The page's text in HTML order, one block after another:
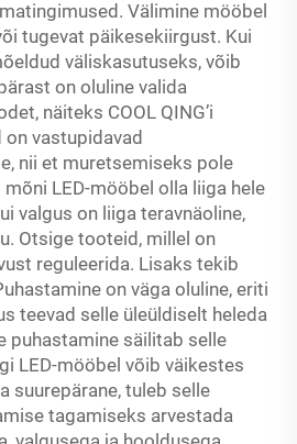
Välimine mööbel
tugevat päikesekiirgust. Kui
väliskasutuseks, võib
on oluline valida
näiteks COOL QING’i
vastupidavad
nii et muretsemiseks pole
LED-mööbel olla liiga hele
valgus on liiga teravnäoline,
Otsige tooteid, millel on
reguleerida. Lisaks tekib
on väga oluline, eriti
teevad selle üleüldiselt heleda
puhastamine säilitab selle
LED-mööbel võib väikestes
suurepärane, tuleb selle
tagamiseks arvestada